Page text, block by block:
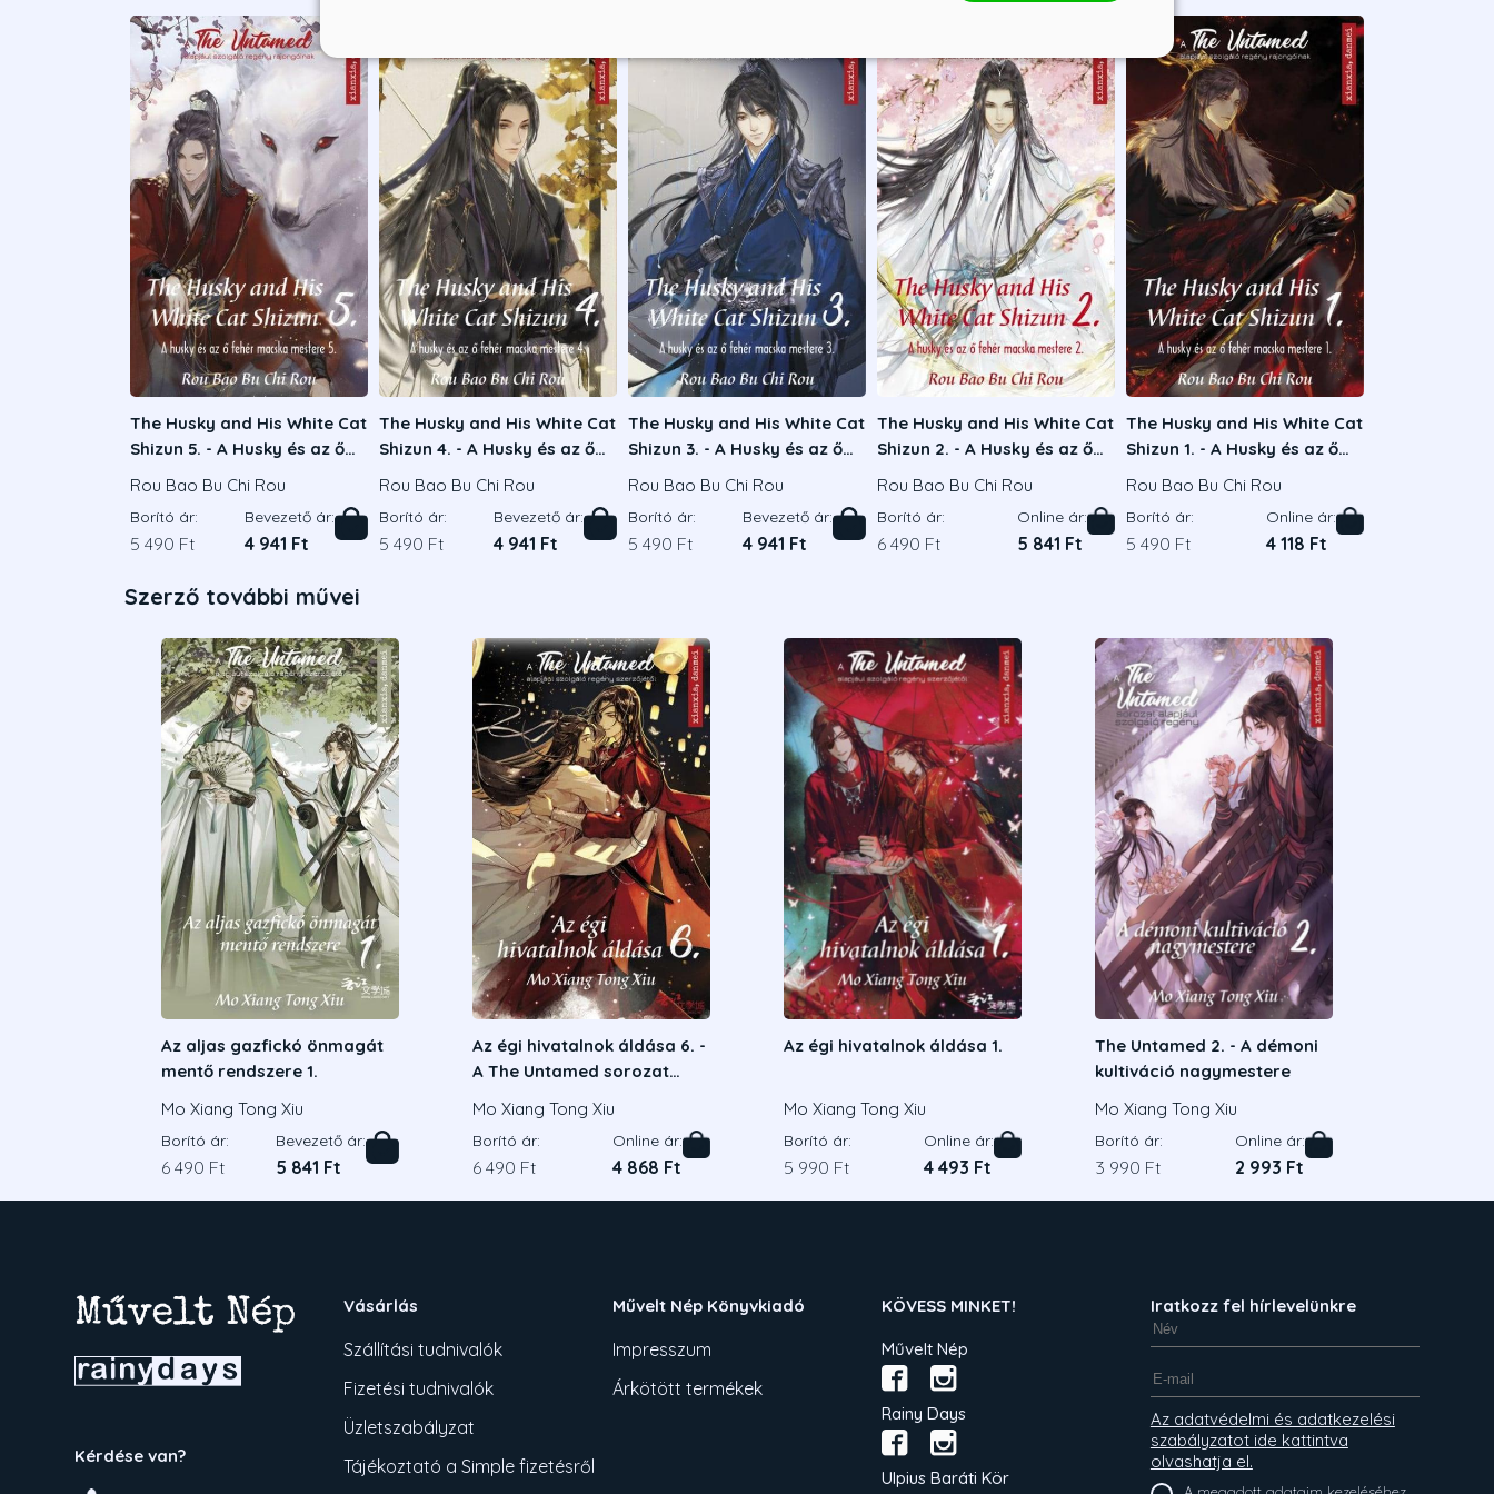
The Husky and His White Cat
Shizun 5. - A Husky és az ő
fehér macska mestere 5.
Rou Bao Bu Chi Rou
Borító ár:
5 490 Ft
Bevezető ár:
4 941 Ft
The Husky and His White Cat
Shizun 4. - A Husky és az ő
fehér macska mestere 4.
Rou Bao Bu Chi Rou
Borító ár:
5 490 Ft
Bevezető ár:
4 941 Ft
The Husky and His White Cat
Shizun 3. - A Husky és az ő
fehér macska mestere 3.
Rou Bao Bu Chi Rou
Borító ár:
5 490 Ft
Bevezető ár:
4 941 Ft
The Husky and His White Cat
Shizun 2. - A Husky és az ő
fehér macska mestere 2.
Rou Bao Bu Chi Rou
Borító ár:
6 490 Ft
Online ár:
5 841 Ft
The Husky and His White Cat
Shizun 1. - A Husky és az ő
fehér macska mestere 1.
Rou Bao Bu Chi Rou
Borító ár:
5 490 Ft
Online ár:
4 118 Ft
Szerző további művei
Az aljas gazfickó önmagát
mentő rendszere 1.
Mo Xiang Tong Xiu
Borító ár:
6 490 Ft
Bevezető ár:
5 841 Ft
Az égi hivatalnok áldása 6. -
A The Untamed sorozat
szerzőjétől
Mo Xiang Tong Xiu
Borító ár:
6 490 Ft
Online ár:
4 868 Ft
Az égi hivatalnok áldása 1.
Mo Xiang Tong Xiu
Borító ár:
5 990 Ft
Online ár:
4 493 Ft
The Untamed 2. - A démoni
kultiváció nagymestere
Mo Xiang Tong Xiu
Borító ár:
3 990 Ft
Online ár:
2 993 Ft
Kérdése van?
Vásárlás
Szállítási tudnivalók
Fizetési tudnivalók
Üzletszabályzat
Tájékoztató a Simple fizetésről
Művelt Nép Könyvkiadó
Impresszum
Árkötött termékek
KÖVESS MINKET!
Művelt Nép
Rainy Days
Ulpius Baráti Kör
Iratkozz fel hírlevelünkre
Az adatvédelmi és adatkezelési
szabályzatot ide kattintva
olvashatja el.